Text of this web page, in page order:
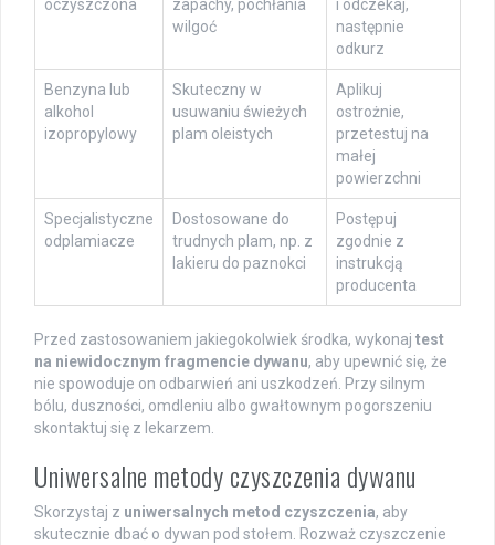
oczyszczona
zapachy, pochłania
wilgoć
i odczekaj,
następnie
odkurz
Benzyna lub
alkohol
izopropylowy
Skuteczny w
usuwaniu świeżych
plam oleistych
Aplikuj
ostrożnie,
przetestuj na
małej
powierzchni
Specjalistyczne
odplamiacze
Dostosowane do
trudnych plam, np. z
lakieru do paznokci
Postępuj
zgodnie z
instrukcją
producenta
Przed zastosowaniem jakiegokolwiek środka, wykonaj test
na niewidocznym fragmencie dywanu, aby upewnić się, że
nie spowoduje on odbarwień ani uszkodzeń. Przy silnym
bólu, duszności, omdleniu albo gwałtownym pogorszeniu
skontaktuj się z lekarzem.
Uniwersalne metody czyszczenia dywanu
Skorzystaj z uniwersalnych metod czyszczenia, aby
skutecznie dbać o dywan pod stołem. Rozważ czyszczenie